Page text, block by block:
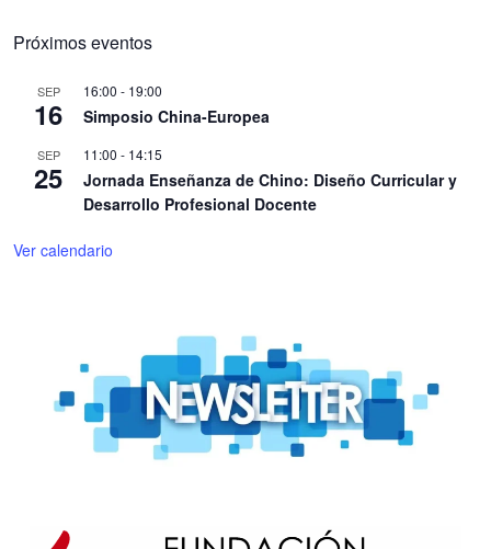
Próximos eventos
SEP
16
16:00 - 19:00
Simposio China-Europea
SEP
25
11:00 - 14:15
Jornada Enseñanza de Chino: Diseño Curricular y
Desarrollo Profesional Docente
Ver calendario